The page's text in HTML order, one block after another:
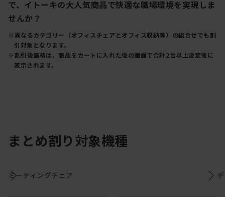
で、イトーキの大人気商品で快適な職場環境を実現しま
せんか？
異なるカテゴリー（オフィスチェアとオフィス収納等）の組合せでも割
引対象となります。
割引後価格は、商品をカートに入れた後の画面で合計2台以上設定後に
表示されます。
まとめ割り対象機種
ミーティングチェア